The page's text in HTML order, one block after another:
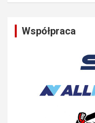
Współpraca